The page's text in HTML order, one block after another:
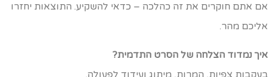
אתם חוקרים את זה כהלכה – כדאי להשקיע. התוצאות יחזרו
מהר.
נמדוד הצלחה של הסרט התדמית?
צפיות, המרות, מיתוג ועידוד לפעולה.